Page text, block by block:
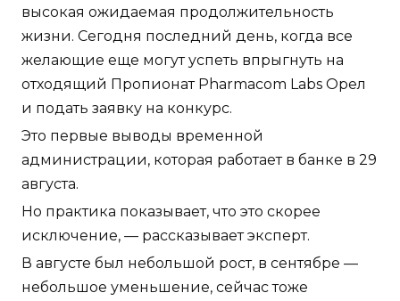
высокая ожидаемая продолжительность
жизни. Сегодня последний день, когда все
желающие еще могут успеть впрыгнуть на
отходящий Пропионат Pharmacom Labs Орел
и подать заявку на конкурс.
Это первые выводы временной
администрации, которая работает в банке в 29
августа.
Но практика показывает, что это скорее
исключение, — рассказывает эксперт.
В августе был небольшой рост, в сентябре —
небольшое уменьшение, сейчас тоже